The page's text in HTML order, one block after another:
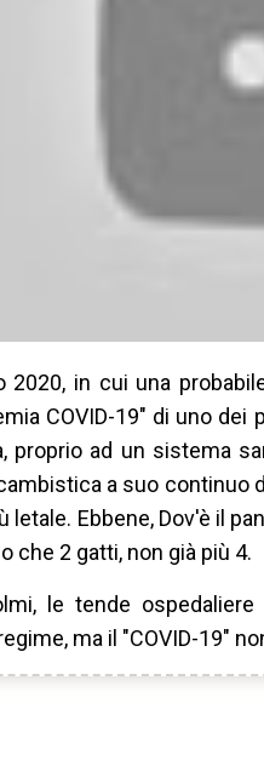
2020, in cui una
COVID-19" di uno
proprio ad un sistema
a suo continuo
Ebbene, Dov'è il
che 2 gatti, non già più 4.
le tende
ma il "COVID-19"